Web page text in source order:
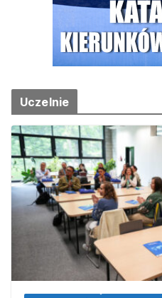
Uczelnie